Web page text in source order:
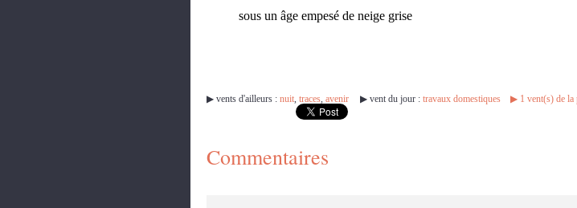
sous un âge empesé de neige grise
▶︎ vents d'ailleurs : nuit traces avenir ▶︎ vent du jour :travaux domestiques ▶︎ 1 vent(s) de la
Commentaires